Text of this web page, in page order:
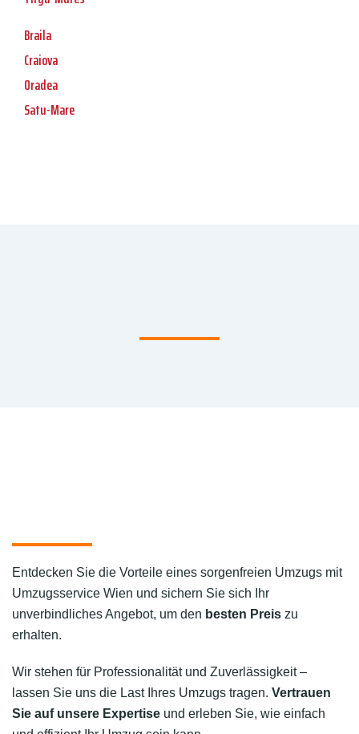
Braila
Craiova
Oradea
Satu-Mare
Entdecken Sie die Vorteile eines sorgenfreien Umzugs mit
Umzugsservice Wien und sichern Sie sich Ihr
unverbindliches Angebot, um den besten Preis zu
erhalten.
Wir stehen für Professionalität und Zuverlässigkeit –
lassen Sie uns die Last Ihres Umzugs tragen. Vertrauen
Sie auf unsere Expertise und erleben Sie, wie einfach